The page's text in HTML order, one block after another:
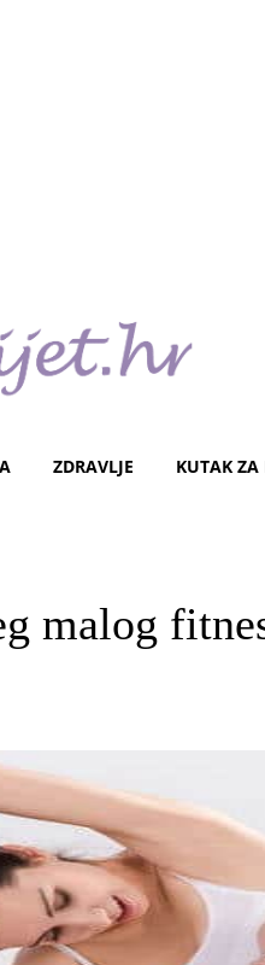
ZDRAVLJE KUTAK ZA
malog